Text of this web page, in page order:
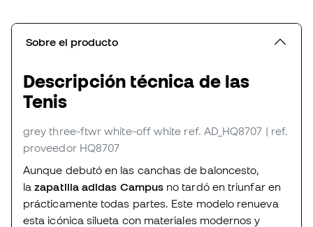
Sobre el producto
Descripción técnica de las
Tenis
grey three-ftwr white-off white ref. AD_HQ8707 | ref.
proveedor HQ8707
Aunque debutó en las canchas de baloncesto,
lazapatilla adidas Campus no tardó en triunfar en
prácticamente todas partes. Este modelo renueva
esta icónica silueta con materiales modernos y